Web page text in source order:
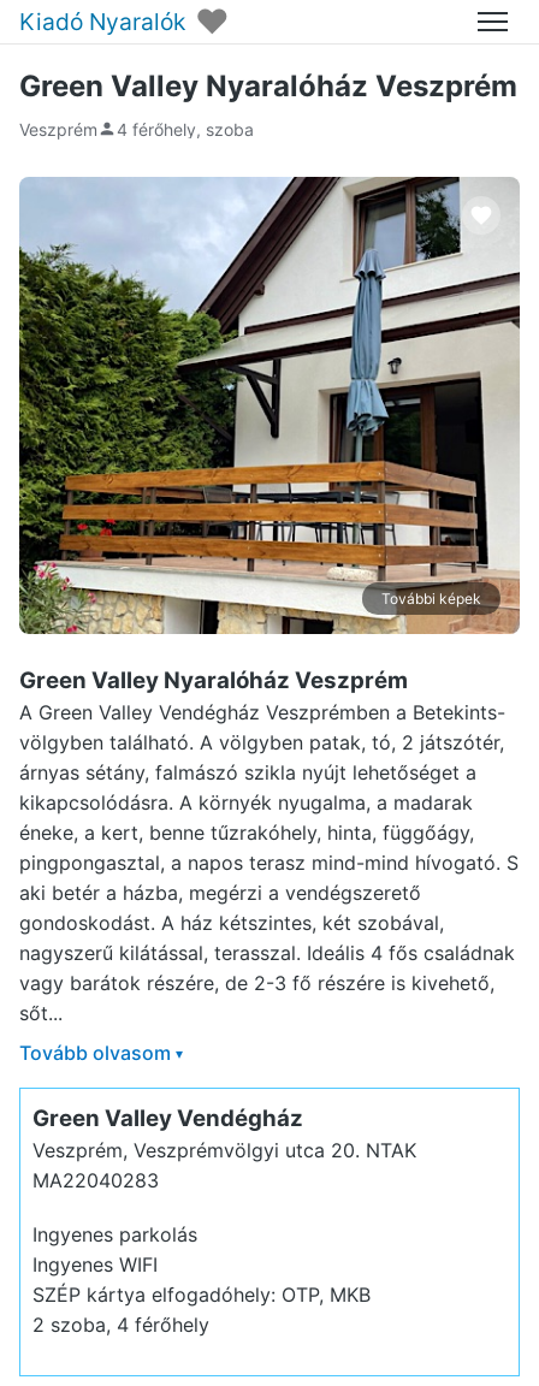
Kiadó Nyaralók ♥ Menü
Green Valley Nyaralóház Veszprém
Veszprém 4 férőhely, szoba
További képek
Green Valley Nyaralóház Veszprém
A Green Valley Vendégház Veszprémben a Betekints-
völgyben található. A völgyben patak, tó, 2 játszótér,
árnyas sétány, falmászó szikla nyújt lehetőséget a
kikapcsolódásra. A környék nyugalma, a madarak
éneke, a kert, benne tűzrakóhely, hinta, függőágy,
pingpongasztal, a napos terasz mind-mind hívogató. S
aki betér a házba, megérzi a vendégszerető
gondoskodást. A ház kétszintes, két szobával,
nagyszerű kilátással, terasszal. Ideális 4 fős családnak
vagy barátok részére, de 2-3 fő részére is kivehető,
sőt...
Tovább olvasom ▾
Green Valley Vendégház
Veszprém, Veszprémvölgyi utca 20. NTAK
MA22040283
Ingyenes parkolás
Ingyenes WIFI
SZÉP kártya elfogadóhely: OTP, MKB
2 szoba, 4 férőhely